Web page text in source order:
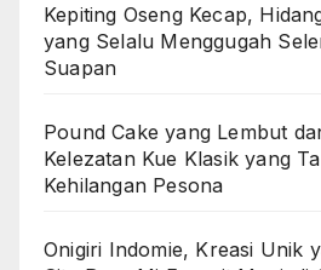
Kepiting Oseng Kecap,
yang Selalu Menggugah
Suapan
Pound Cake yang Lembut
Kelezatan Kue Klasik yang
Kehilangan Pesona
Onigiri Indomie, Kreasi Unik